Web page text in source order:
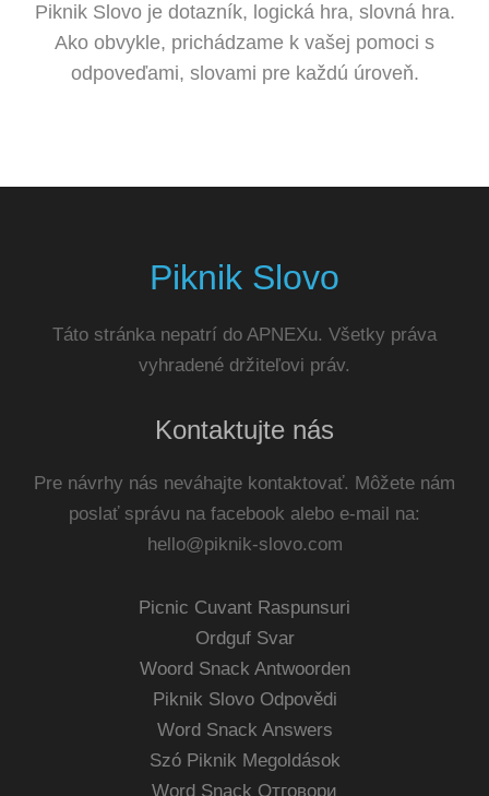
Piknik Slovo je dotazník, logická hra, slovná hra.
Ako obvykle, prichádzame k vašej pomoci s
odpoveďami, slovami pre každú úroveň.
Piknik Slovo
Táto stránka nepatrí do APNEXu. Všetky práva
vyhradené držiteľovi práv.
Kontaktujte nás
Pre návrhy nás neváhajte kontaktovať. Môžete nám
poslať správu na facebook alebo e-mail na:
hello@piknik-slovo.com
Picnic Cuvant Raspunsuri
Ordguf Svar
Woord Snack Antwoorden
Piknik Slovo Odpovědi
Word Snack Answers
Szó Piknik Megoldások
Word Snack Отговори